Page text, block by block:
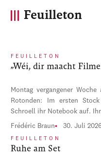
Feuilleton
FEUILLETON
„Wéi, dir maacht
Montag vergangener
Rotonden: Im ersten
Schroell ihr Notebook auf.
Frédéric Braun 30. Juli
FEUILLETON
Ruhe am Set